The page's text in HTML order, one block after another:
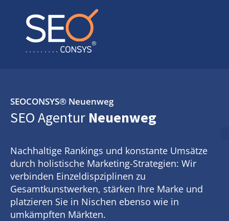
SEOCONSYS® Neuenweg
SEO Agentur Neuenweg
Nachhaltige Rankings und konstante Umsätze
durch holistische Marketing-Strategien: Wir
verbinden Einzeldispziplinen zu
Gesamtkunstwerken, stärken Ihre Marke und
platzieren Sie in Nischen ebenso wie in
umkämpften Märkten.